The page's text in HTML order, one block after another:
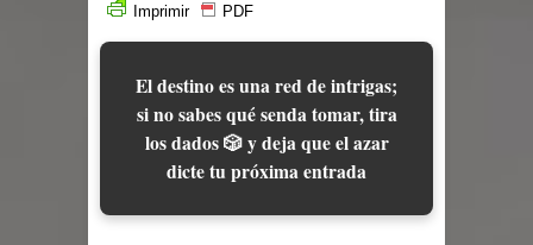
Imprimir
PDF
El destino es una red de intrigas;
si no sabes qué senda tomar, tira
los dados 🎲 y deja que el azar
dicte tu próxima entrada